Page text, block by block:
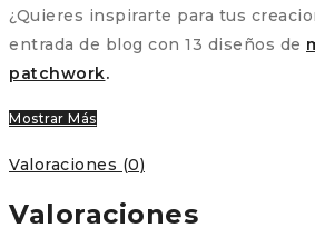
¿Quieres inspirarte para tus
entrada de blog con 13 diseños de
patchwork.
Mostrar Más
Valoraciones (0)
Valoraciones